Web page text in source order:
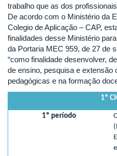
trabalho que as dos
De acordo com o Ministério da
Colegio de Aplicação – CAP,
finalidades desse Ministério
da Portaria MEC 959, de 27 de
“como finalidade desenvolver,
de ensino, pesquisa e extensão
pedagógicas e na formação
1º
1º período